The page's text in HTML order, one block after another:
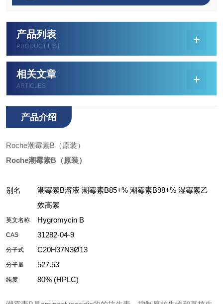
产品列表
PRODUCT LIST
相关文章
ARTICLES
产品介绍
Roche潮霉素B（原装）
Roche潮霉素B（原装）
别名
潮霉素B溶液 潮霉素B85+% 潮霉素B98+% 湿霉素乙
效高素
英文名称 Hygromycin B
CAS 31282-04-9
分子式 C20H37N3Ø13
分子量 527.53
纯度 80% (HPLC)